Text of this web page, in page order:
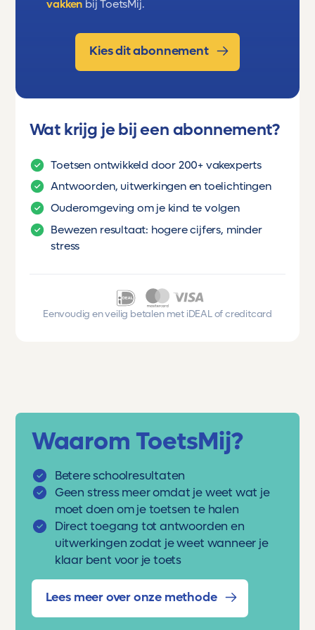
vakken bij ToetsMij.
Kies dit abonnement
Wat krijg je bij een abonnement?
Toetsen ontwikkeld door 200+ vakexperts
Antwoorden, uitwerkingen en toelichtingen
Ouderomgeving om je kind te volgen
Bewezen resultaat: hogere cijfers, minder
stress
Eenvoudig en veilig betalen met iDEAL of creditcard
Waarom ToetsMij?
Betere schoolresultaten
Geen stress meer omdat je weet wat je
moet doen om je toetsen te halen
Direct toegang tot antwoorden en
uitwerkingen zodat je weet wanneer je
klaar bent voor je toets
Lees meer over onze methode